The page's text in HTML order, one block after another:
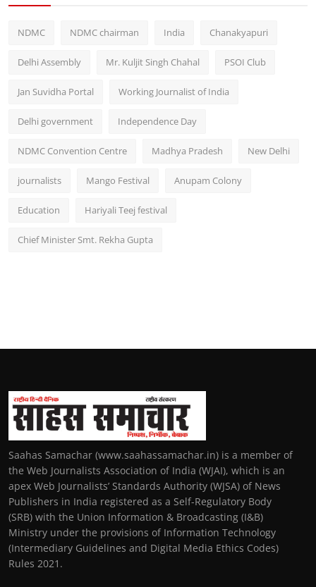
NDMC NDMC chairman India Chanakyapuri
Delhi Assembly Mr. Kuljit Singh Chahal PSOI Club
Jan Suvidha Portal Working Journalist of India
Delhi government Independence Day
NDMC Convention Centre Madhya Pradesh New Delhi
journalists Mango Festival Anupam Colony
Education Hariyali Teej festival
Chief Minister Smt. Rekha Gupta
Saahas Samachar (www.saahassamachar.in) is a member of
the Web Journalists Association of India (WJAI), which is an
apex Web Journalists’ Standards Authority (WJSA) of News
Publishers in India registered as a Self-Regulatory Body
(SRB) with the Union Information & Broadcasting (I&B)
Ministry under the provisions of Information Technology
(Intermediary Guidelines and Digital Media Ethics Codes)
Rules 2021.